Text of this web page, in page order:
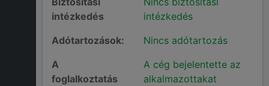
intézkedés
intézkedés
Adótartozások:
Nincs adótartozás
A
foglalkoztatás
A cég bejelentette az
alkalmazottakat